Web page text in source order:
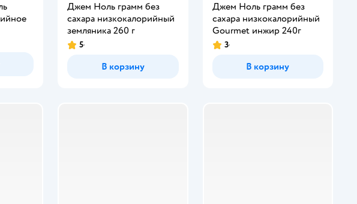
Джем Ноль грамм без
сахара низкокалорийный
земляника 260 г
Рейтинг:
5
В корзину
Джем Ноль грамм без
сахара низкокалорийный
Gourmet инжир 240г
Рейтинг:
3
В корзину